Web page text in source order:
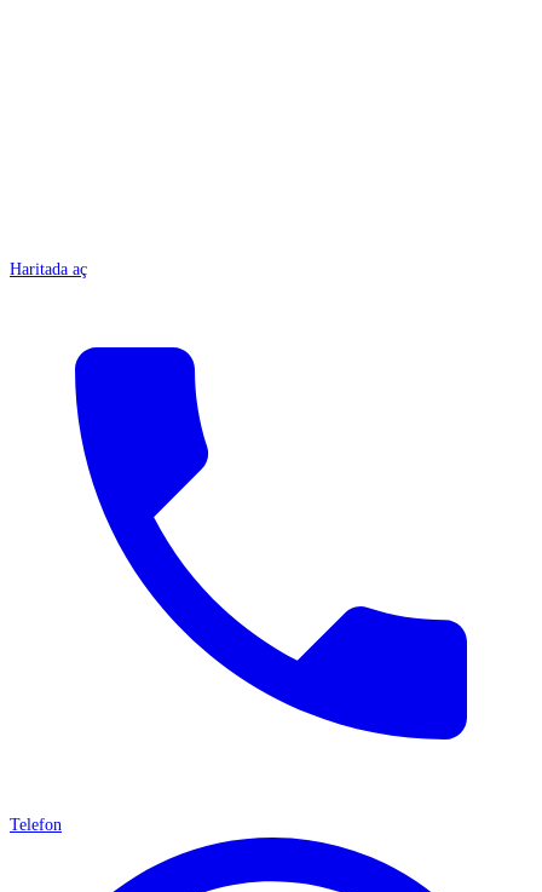
Haritada aç
Telefon